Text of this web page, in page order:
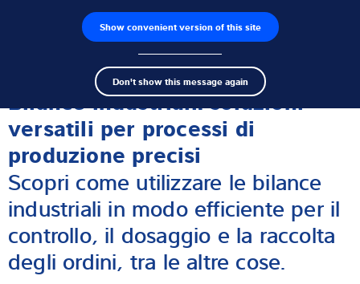
Show convenient version of this site
Don't show this message again
Ricerca dei prodotti Lavoro
Search
term
Terminali di pesatura
Bilance industriali
Soluzioni di ispezione
Software
Soluzioni su misura
Bilance industriali: soluzioni
versatili per processi di
produzione precisi
Scopri come utilizzare le bilance
industriali in modo efficiente per il
controllo, il dosaggio e la raccolta
degli ordini, tra le altre cose.